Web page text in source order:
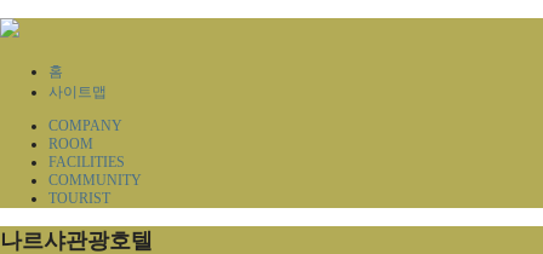
홈
사이트맵
COMPANY
ROOM
FACILITIES
COMMUNITY
TOURIST
나르샤관광호텔